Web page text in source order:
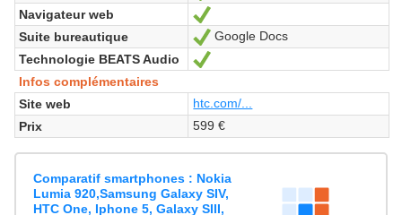
Navigateur web
Oui
Suite bureautique
Oui
Google Docs
Technologie BEATS Audio
Oui
Infos complémentaires
Site web
htc.com/...
Prix
599 €
Comparatif smartphones : Nokia
Lumia 920,Samsung Galaxy SIV,
HTC One, Iphone 5, Galaxy SIII,